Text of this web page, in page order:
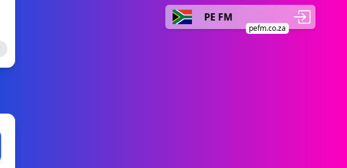
PE FM
pefm.co.za